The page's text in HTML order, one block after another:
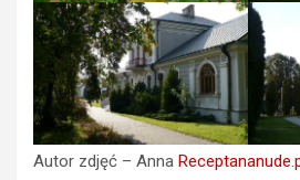
Autor zdjęć – Anna